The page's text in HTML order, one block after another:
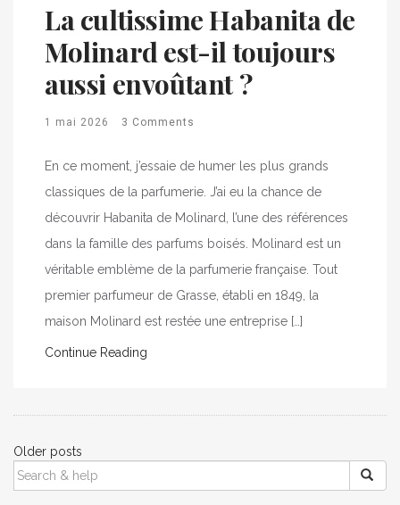
La cultissime Habanita de
Molinard est-il toujours
aussi envoûtant ?
1 mai 2026 3 Comments
En ce moment, j’essaie de humer les plus grands
classiques de la parfumerie. J’ai eu la chance de
découvrir Habanita de Molinard, l’une des références
dans la famille des parfums boisés. Molinard est un
véritable emblème de la parfumerie française. Tout
premier parfumeur de Grasse, établi en 1849, la
maison Molinard est restée une entreprise […]
Continue Reading
Posts
navigation
Older posts
SEARCH
FOR: